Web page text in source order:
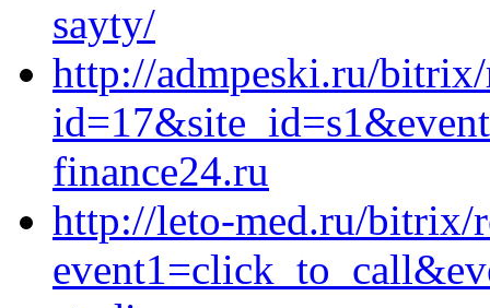
sayty/
http://admpeski.ru/
finance24.ru
http://leto-med.ru/bitrix/